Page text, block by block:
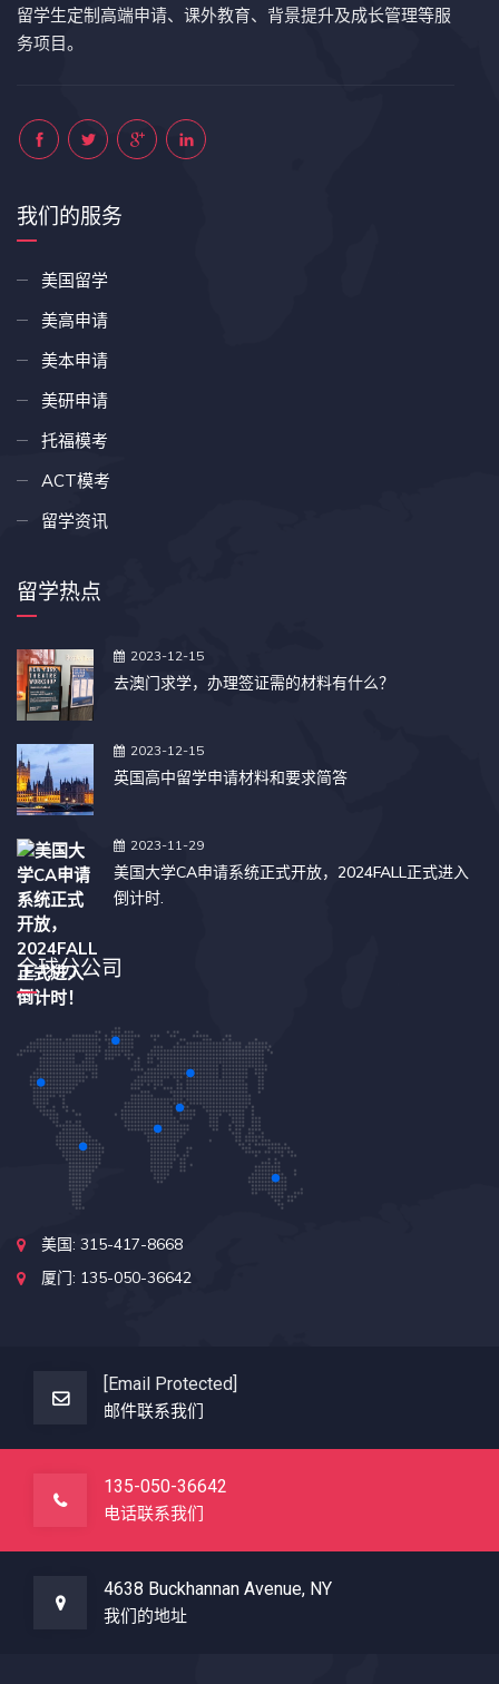
留学生定制高端申请、课外教育、背景提升及成长管理等服
务项目。
我们的服务
美国留学
美高申请
美本申请
美研申请
托福模考
ACT模考
留学资讯
留学热点
2023-12-15
去澳门求学，办理签证需的材料有什么？
2023-12-15
英国高中留学申请材料和要求简答
2023-11-29
美国大学CA申请系统正式开放，2024FALL正式进入
倒计时.
全球分公司
美国: 315-417-8668
厦门: 135-050-36642
[email Protected]
邮件联系我们
135-050-36642
电话联系我们
4638 Buckhannan Avenue, NY
我们的地址